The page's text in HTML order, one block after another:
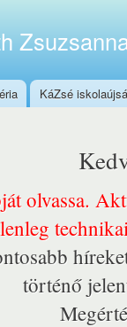
KáZsé
olvassa.
történő